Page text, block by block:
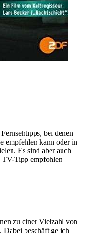
bei denen
empfehlen kann oder in
Es sind aber auch
TV-Tipp empfohlen
zu einer Vielzahl von
Dabei beschäftige ich